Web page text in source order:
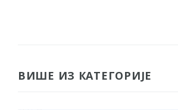
ВИШЕ ИЗ КАТЕГОРИЈЕ